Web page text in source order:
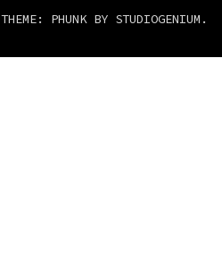
THEME: PHUNK BY STUDIOGENIUM .